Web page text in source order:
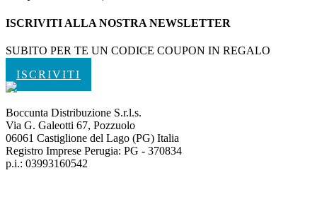
ISCRIVITI ALLA NOSTRA NEWSLETTER
SUBITO PER TE UN CODICE COUPON IN REGALO
ISCRIVITI
Boccunta Distribuzione S.r.l.s.
Via G. Galeotti 67, Pozzuolo
06061 Castiglione del Lago (PG) Italia
Registro Imprese Perugia: PG - 370834
p.i.: 03993160542